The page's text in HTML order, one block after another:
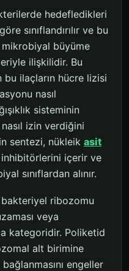
hedefledikleri
sınıflandırılır ve bu
mikrobiyal büyüme
ilişkilidir. Bu
ilaçların hücre lizisi
nasıl
sisteminin
izin verdiğini
sentezi, nükleik asit
içerir ve
sınıflardan alınır.
ribozomu
veya
kategoridir. Poliketid
alt birimine
engeller